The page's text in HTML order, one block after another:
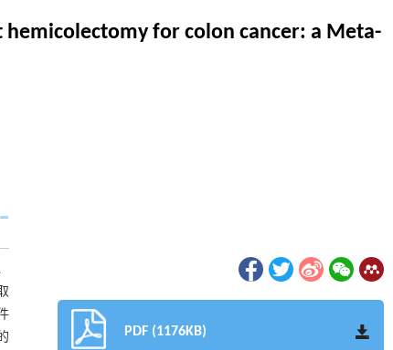
for colon cancer: a Meta-
PDF (1176KB)